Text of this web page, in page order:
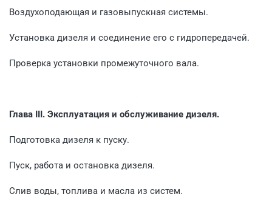
Воздухоподающая и газовыпускная системы.
Установка дизеля и соединение его с гидропередачей.
Проверка установки промежуточного вала.
Глава III. Эксплуатация и обслуживание дизеля.
Подготовка дизеля к пуску.
Пуск, работа и остановка дизеля.
Слив воды, топлива и масла из систем.